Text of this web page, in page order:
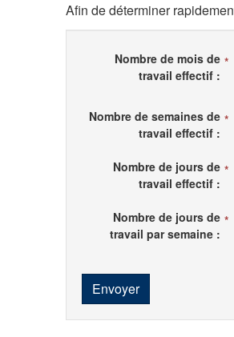
Afin de déterminer
Nombre de mois de
travail effectif :
Nombre de semaines de
travail effectif :
Nombre de jours de
travail effectif :
Nombre de jours de
travail par semaine :
Envoyer